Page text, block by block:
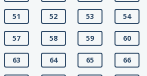
51 52 53 54
57 58 59 60
63 64 65 66